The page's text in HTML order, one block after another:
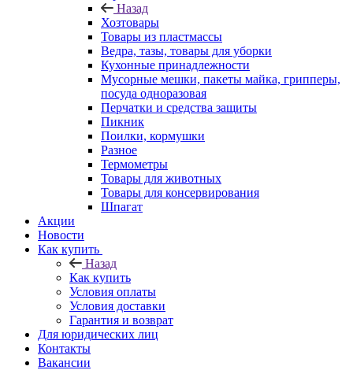
Назад
Хозтовары
Товары из пластмассы
Ведра, тазы, товары для уборки
Кухонные принадлежности
Мусорные мешки, пакеты майка, грипперы,
посуда одноразовая
Перчатки и средства защиты
Пикник
Поилки, кормушки
Разное
Термометры
Товары для животных
Товары для консервирования
Шпагат
Акции
Новости
Как купить
Назад
Как купить
Условия оплаты
Условия доставки
Гарантия и возврат
Для юридических лиц
Контакты
Вакансии